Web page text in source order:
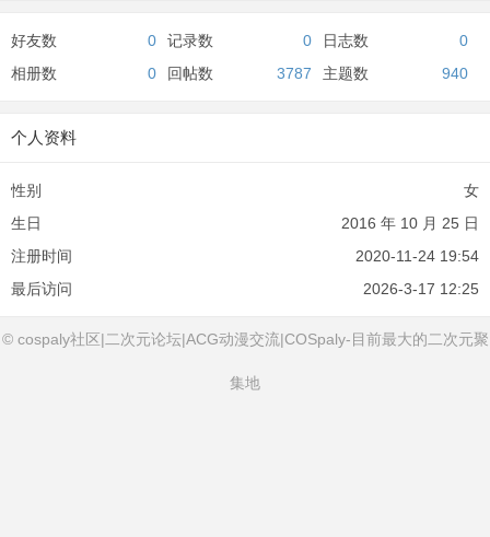
好友数 0 记录数 0 日志数
0
相册数
0 回帖数 3787 主题数 940
个人资料
性别
女
生日
2016 年 10 月 25 日
注册时间
2020-11-24 19:54
最后访问
2026-3-17 12:25
© cospaly社区|二次元论坛|ACG动漫交流|COSpaly-目前最大的二次元聚
集地